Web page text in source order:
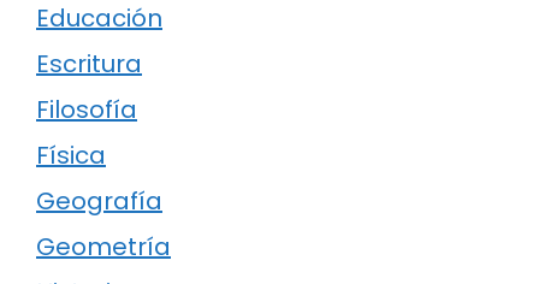
Educación
Escritura
Filosofía
Física
Geografía
Geometría